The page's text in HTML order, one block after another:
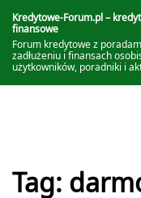
do
treści
Kredytowe-Forum.pl –
finansowe
Forum kredytowe z
zadłużeniu i finansach
użytkowników, poradniki i
Tag: